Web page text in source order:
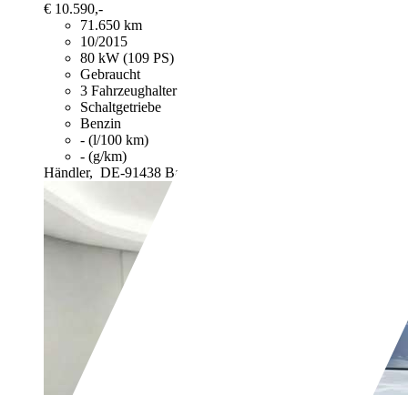
€ 10.590,-
71.650 km
10/2015
80 kW (109 PS)
Gebraucht
3 Fahrzeughalter
Schaltgetriebe
Benzin
- (l/100 km)
- (g/km)
Händler, DE-91438 Bad Windsheim